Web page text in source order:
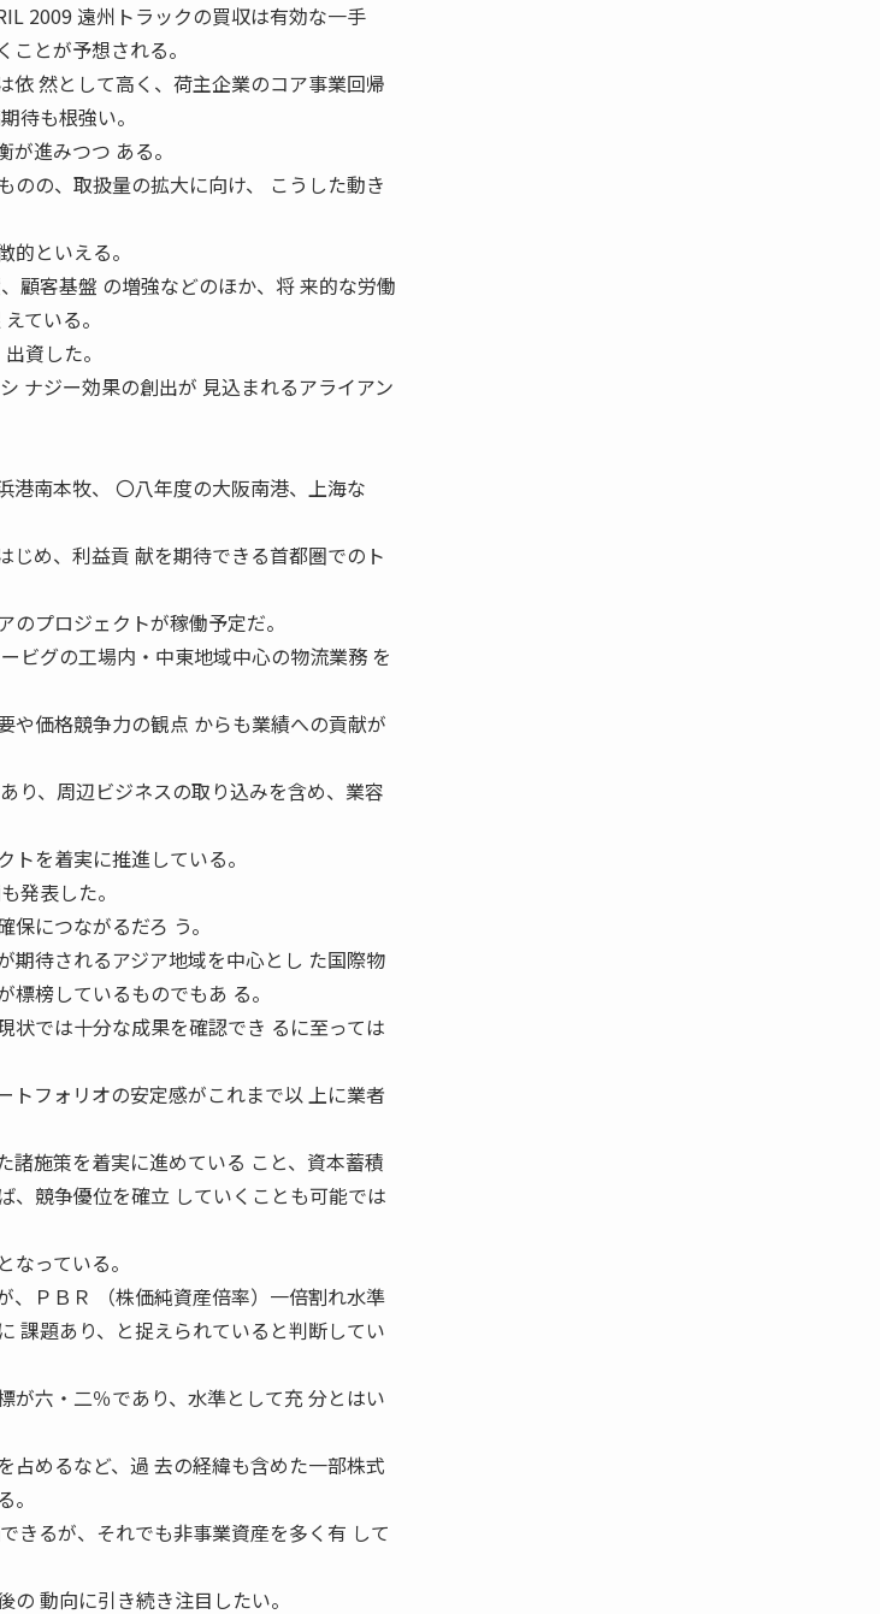
遠州トラックの買収は有効な一手
とが予想される。
依 然として高く、荷主企業のコア事業回帰
待も根強い。
進みつつ ある。
の、取扱量の拡大に向け、 こうした動き
といえる。
顧客基盤 の増強などのほか、将 来的な労働
ている。
資した。
ナジー効果の創出が 見込まれるアライアン
港南本牧、 〇八年度の大阪南港、上海な
じめ、利益貢 献を期待できる首都圏でのト
プロジェクトが稼働予定だ。
ビグの工場内・中東地域中心の物流業務 を
や価格競争力の観点 からも業績への貢献が
り、周辺ビジネスの取り込みを含め、業容
を着実に推進している。
発表した。
につながるだろ う。
待されるアジア地域を中心とし た国際物
榜しているものでもあ る。
状では十分な成果を確認でき るに至っては
フォリオの安定感がこれまで以 上に業者
施策を着実に進めている こと、資本蓄積
、競争優位を確立 していくことも可能では
っている。
、ＰＢＲ （株価純資産倍率）一倍割れ水準
課題あり、と捉えられていると判断してい
六・二％であり、水準として充 分とはい
占めるなど、過 去の経緯も含めた一部株式
きるが、それでも非事業資産を多く有 して
動向に引き続き注目したい。